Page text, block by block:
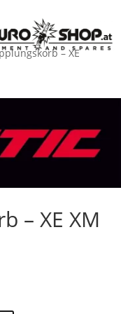
– XE
– XE XM